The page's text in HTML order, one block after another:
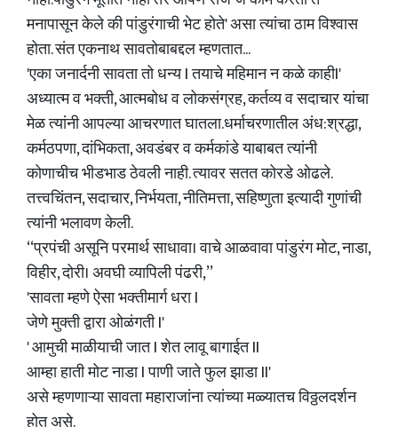
मनापासून केले की पांडुरंगाची भेट होते' असा त्यांचा ठाम विश्वास
होता. संत एकनाथ सावतोबाबद्दल म्हणतात...
'एका जनार्दनी सावता तो धन्य I तयाचे महिमान न कळे काहीI'
अध्यात्म व भक्ती, आत्मबोध व लोकसंग्रह, कर्तव्य व सदाचार यांचा
मेळ त्यांनी आपल्या आचरणात घातला.धर्माचरणातील अंध:श्रद्धा,
कर्मठपणा, दांभिकता, अवडंबर व कर्मकांडे याबाबत त्यांनी
कोणाचीच भीडभाड ठेवली नाही. त्यावर सतत कोरडे ओढले.
तत्त्वचिंतन, सदाचार, निर्भयता, नीतिमत्ता, सहिष्णुता इत्यादी गुणांची
त्यांनी भलावण केली.
‘‘प्रपंची असूनि परमार्थ साधावा। वाचे आळवावा पांडुरंग मोट, नाडा,
विहीर, दोरी। अवघी व्यापिली पंढरी,’’
'सावता म्हणे ऐसा भक्तीमार्ग धरा I
जेणे मुक्ती द्वारा ओळंगती I'
' आमुची माळीयाची जात I शेत लावू बागाईत II
आम्हा हाती मोट नाडा I पाणी जाते फुल झाडा II'
असे म्हणणाऱ्या सावता महाराजांना त्यांच्या मळ्यातच विठ्ठलदर्शन